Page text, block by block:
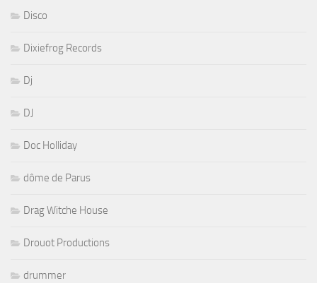
Disco
Dixiefrog Records
Dj
DJ
Doc Holliday
dôme de Parus
Drag Witche House
Drouot Productions
drummer